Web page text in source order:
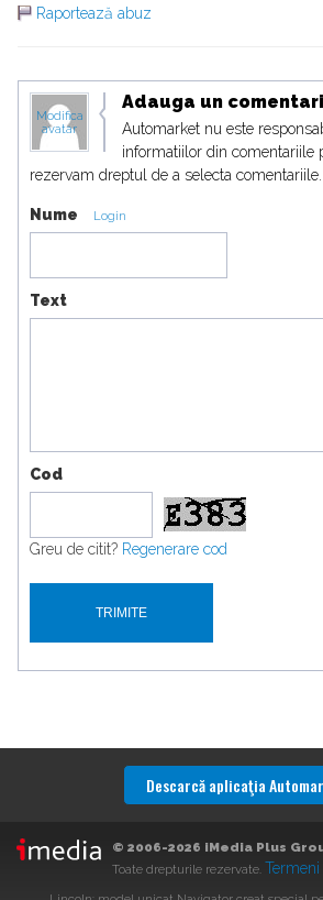
Raportează abuz
Modifica
avatar
Adauga un
Automarket nu este
informatiilor din comentariile
rezervam dreptul de a selecta comentariile.
Nume Login
Text
Cod
Greu de citit? Regenerare cod
Descarcă aplicaţia
© 2006-2026 iMedia Plus
Toate drepturile rezervate.